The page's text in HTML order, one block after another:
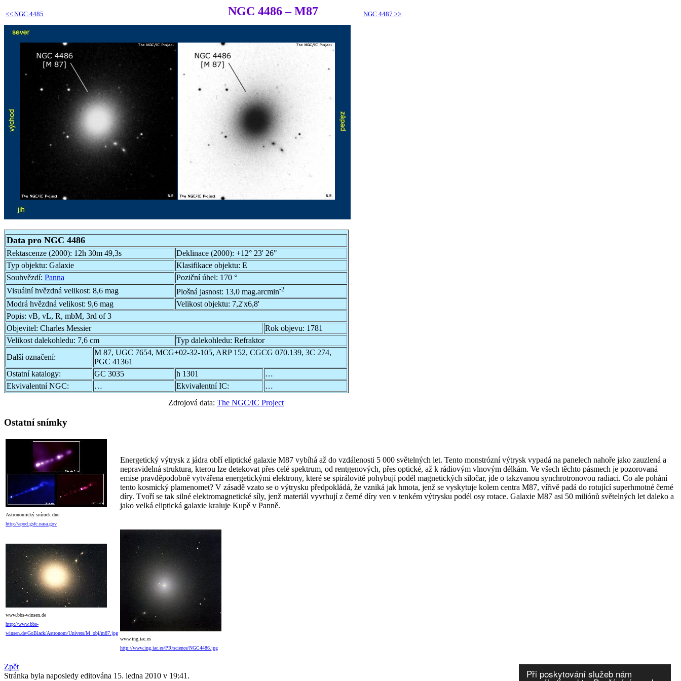
Při poskytování služeb nám
<< NGC 4485 NGC 4486 – M87 NGC 4487 >>
Data pro NGC 4486
Rektascenze (2000): 12h 30m 49,3s Deklinace (2000): +12° 23' 26"
Typ objektu: Galaxie Klasifikace objektu: E
Souhvězdí: Panna Poziční úhel: 170 °
Visuální hvězdná velikost: 8,6 mag Plošná jasnost: 13,0 mag.arcmin-2
Modrá hvězdná velikost: 9,6 mag Velikost objektu: 7,2'x6,8'
Popis: vB, vL, R, mbM, 3rd of 3
Objevitel: Charles Messier Rok objevu: 1781
Velikost dalekohledu: 7,6 cm Typ dalekohledu: Refraktor
Další označení:
M 87, UGC 7654, MCG+02-32-105, ARP 152, CGCG 070.139, 3C 274,
PGC 41361
Ostatní katalogy:
GC 3035 h 1301
…
Ekvivalentní NGC:
… Ekvivalentní IC:
…
Zdrojová data: The NGC/IC Project
Ostatní snímky
Astronomický snímek dne
http://apod.gsfc.nasa.gov
Energetický výtrysk z jádra obří eliptické galaxie M87 vybíhá až do vzdálenosti 5 000 světelných let. Tento monstrózní výtrysk vypadá na panelech nahoře jako zauzlená a
nepravidelná struktura, kterou lze detekovat přes celé spektrum, od rentgenových, přes optické, až k rádiovým vlnovým délkám. Ve všech těchto pásmech je pozorovaná
emise pravděpodobně vytvářena energetickými elektrony, které se spirálovitě pohybují podél magnetických siločar, jde o takzvanou synchrotronovou radiaci. Co ale pohání
tento kosmický plamenomet? V zásadě vzato se o výtrysku předpokládá, že vzniká jak hmota, jenž se vyskytuje kolem centra M87, vířivě padá do rotující superhmotné černé
díry. Tvoří se tak silné elektromagnetické síly, jenž materiál vyvrhují z černé díry ven v tenkém výtrysku podél osy rotace. Galaxie M87 asi 50 miliónů světelných let daleko a
jako velká eliptická galaxie kraluje Kupě v Panně.
www.bbs-winsen.de
http://www.bbs-
winsen.de/GoBlack/Astronom/Univers/M_obj/m87.jpg
www.ing.iac.es
http://www.ing.iac.es/PR/science/NGC4486.jpg
Zpět
Stránka byla naposledy editována 15. ledna 2010 v 19:41.